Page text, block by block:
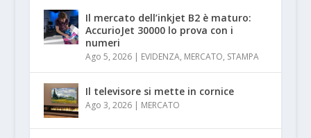
Il mercato dell’inkjet B2 è maturo:
AccurioJet 30000 lo prova con i
numeri
Ago 5, 2026| EVIDENZA, MERCATO, STAMPA
Il televisore si mette in cornice
Ago 3, 2026| MERCATO